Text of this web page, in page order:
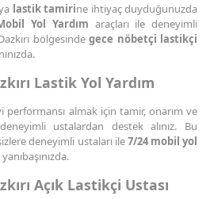
lastik tamirine ihtiyaç duyduğunuzda
Yol Yardım araçları ile deneyimli
bölgesinde gece nöbetçi lastikçi
Lastik Yol Yardım
performansı almak için tamir, onarım ve
ustalardan destek alınız. Bu
sizlere deneyimli ustaları ile7/24 mobil yol
Açık Lastikçi Ustası